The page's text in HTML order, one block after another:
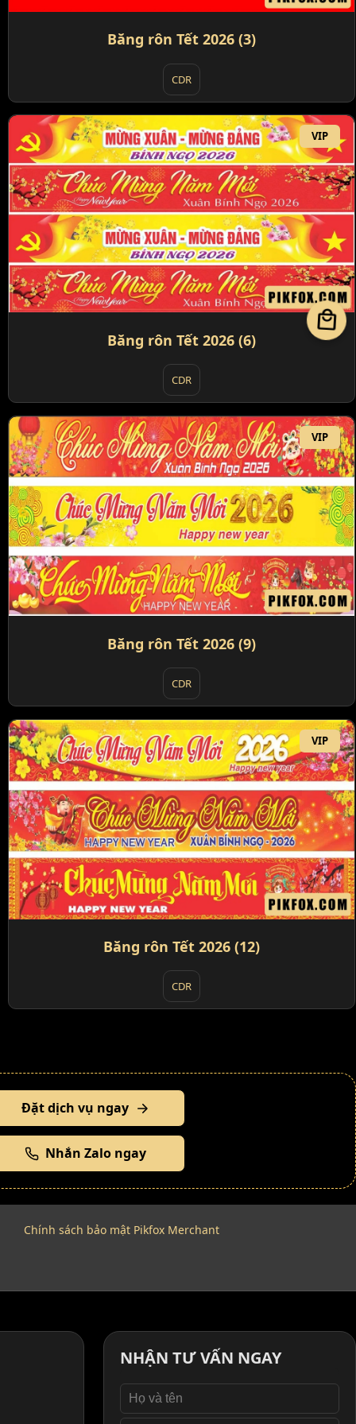
Băng rôn Tết 2026 (3)
CDR
VIP
Băng rôn Tết 2026 (6)
CDR
VIP
Băng rôn Tết 2026 (9)
CDR
VIP
Băng rôn Tết 2026 (12)
CDR
Đặt dịch vụ ngay
Nhắn Zalo ngay
Chính sách bảo mật Pikfox Merchant
NHẬN TƯ VẤN NGAY
local_mall